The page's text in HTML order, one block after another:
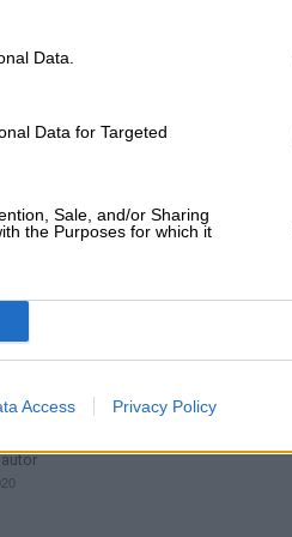
Data.
Data for Targeted
Sale, and/or Sharing
the Purposes for which it
Access Privacy Policy
Argentina
asegura que si es
Argentina